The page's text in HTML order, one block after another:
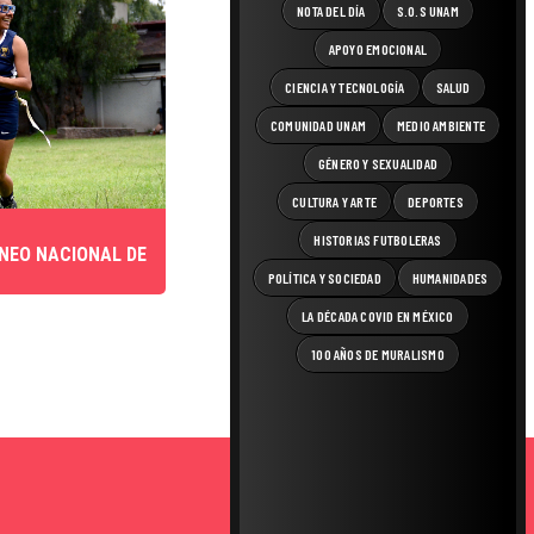
NOTA DEL DÍA S.O.S UNAM
APOYO EMOCIONAL
CIENCIA Y TECNOLOGÍA SALUD
COMUNIDAD UNAM MEDIO AMBIENTE
GÉNERO Y SEXUALIDAD
CULTURA Y ARTE DEPORTES
HISTORIAS FUTBOLERAS
POLÍTICA Y SOCIEDAD HUMANIDADES
LA DÉCADA COVID EN MÉXICO
100 AÑOS DE MURALISMO
NACIONAL DE